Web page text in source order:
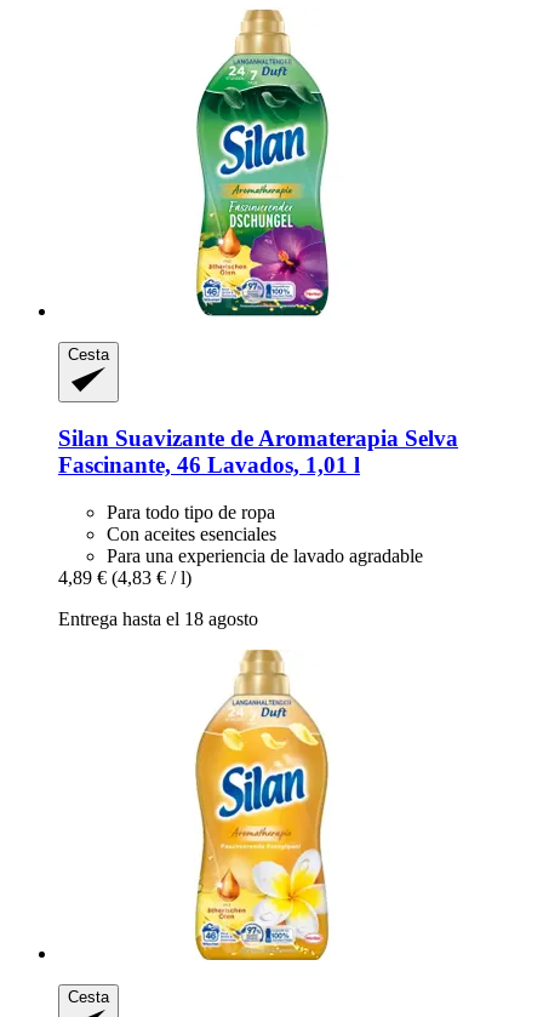
Cesta
Silan Suavizante de Aromaterapia Selva
Fascinante, 46 Lavados, 1,01 l
Para todo tipo de ropa
Con aceites esenciales
Para una experiencia de lavado agradable
4,89 € (4,83 € / l)
Entrega hasta el 18 agosto
Cesta